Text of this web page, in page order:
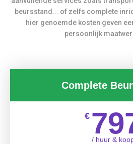
beursstand... of zelfs complete
hier genoemde kosten geven
persoonlijk
Complete
€
/ huur &